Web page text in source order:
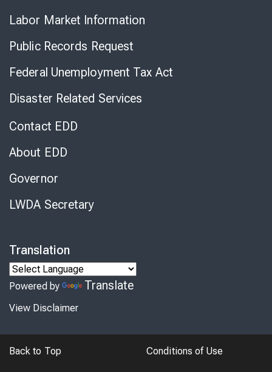
Labor Market Information
Public Records Request
Federal Unemployment Tax Act
Disaster Related Services
Contact EDD
About EDD
Governor
LWDA Secretary
Translation
Powered by Translate
View Disclaimer
Back to Top Conditions of Use